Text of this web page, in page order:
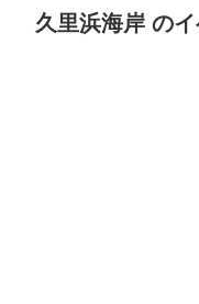
久里浜海岸 のイ